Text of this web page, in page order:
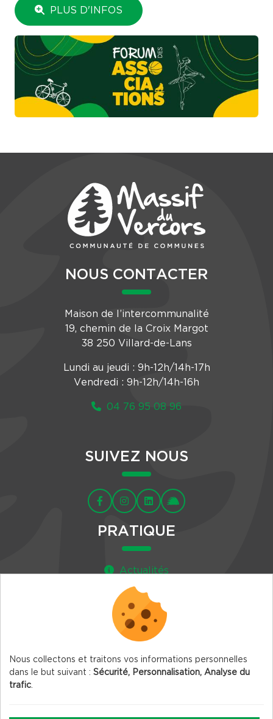
PLUS D'INFOS
NOUS CONTACTER
Maison de l’intercommunalité
19, chemin de la Croix Margot
38 250 Villard-de-Lans
Lundi au jeudi : 9h-12h/14h-17h
Vendredi : 9h-12h/14h-16h
04 76 95 08 96
SUIVEZ NOUS
PRATIQUE
Actualités
Agenda
Newsletter
Nous collectons et traitons vos informations personnelles
dans le but suivant : Sécurité, Personnalisation, Analyse du
trafic.